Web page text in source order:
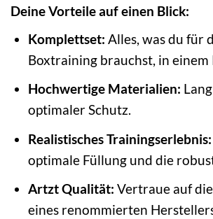
Deine Vorteile auf einen Blick:
Komplettset: Alles, was du für
Boxtraining brauchst, in einem
Hochwertige Materialien:
optimaler Schutz.
Realistisches Trainingserlebnis:
optimale Füllung und die
Artzt Qualität: Vertraue auf
eines renommierten